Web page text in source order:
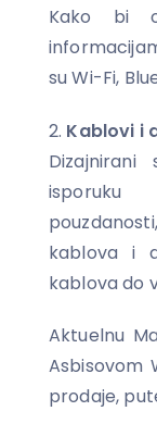
Kako bi
su Wi-Fi,
2. Kablovi i
isporuku
kablova i
kablova do
Aktuelnu
Asbisovom
prodaje,